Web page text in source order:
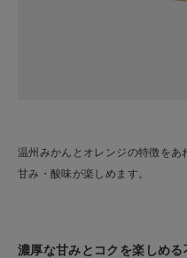
温州みかんとオレンジの特徴を
甘み・酸味が楽しめます。
濃厚な甘みとコクを楽しめる